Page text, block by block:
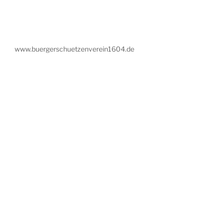
www.buergerschuetzenverein1604.de